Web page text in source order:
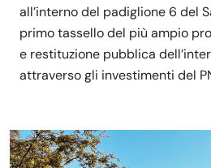
all’interno del padiglione 6 del
primo tassello del più ampio
e restituzione pubblica
attraverso gli investimenti del